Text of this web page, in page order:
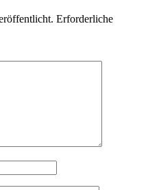
Erforderliche